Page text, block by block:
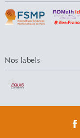
Nos labels